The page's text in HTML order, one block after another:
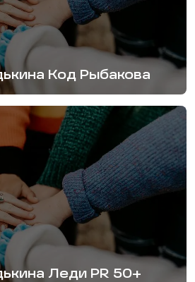
Код Рыбакова
Леди PR 50+